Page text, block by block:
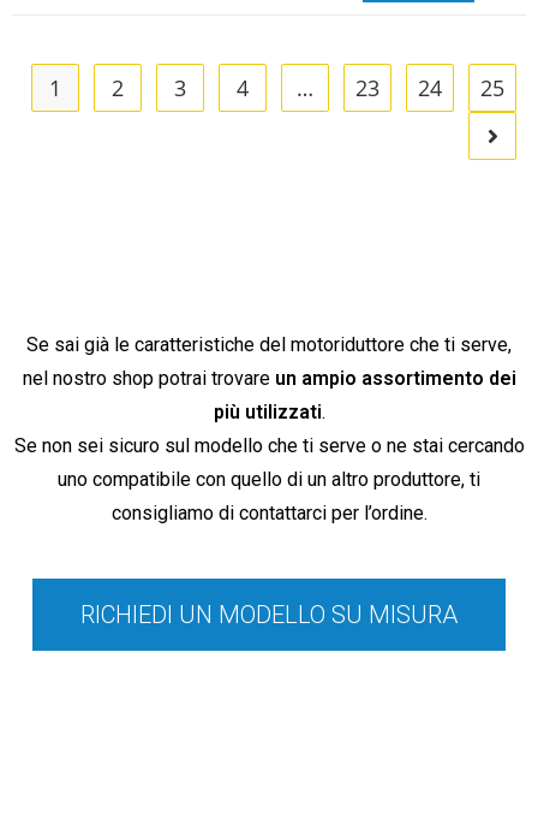
1 2 3 4 … 23 24 25
Se sai già le caratteristiche del motoriduttore che ti serve,
nel nostro shop potrai trovare un ampio assortimento dei
più utilizzati.
Se non sei sicuro sul modello che ti serve o ne stai cercando
uno compatibile con quello di un altro produttore, ti
consigliamo di contattarci per l’ordine.
RICHIEDI UN MODELLO SU MISURA